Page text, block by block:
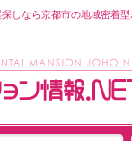
しなら京都市の地域密着